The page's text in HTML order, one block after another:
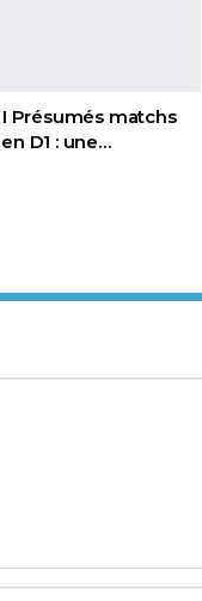
Présumés matchs
D1 : une…